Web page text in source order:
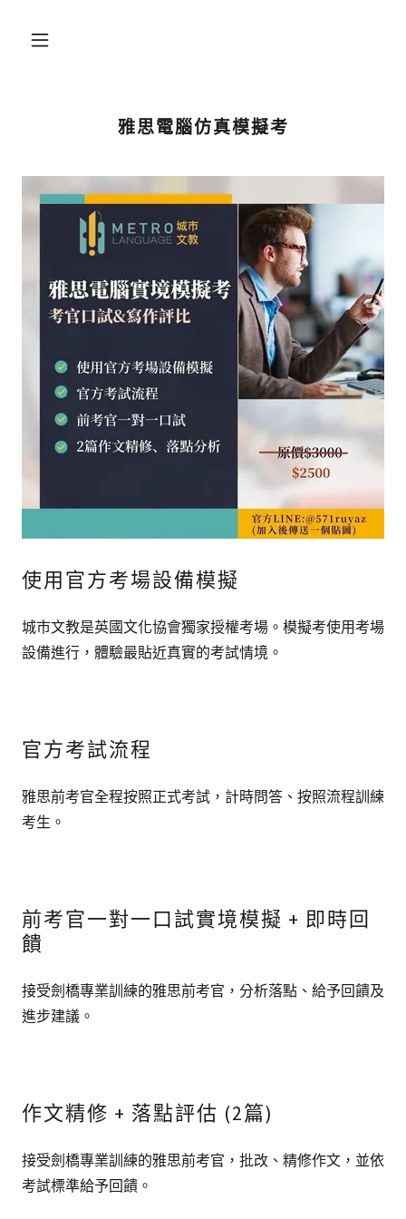
雅思電腦仿真模擬考
使用官方考場設備模擬
城市文教是英國文化協會獨家授權考場。模擬考使用考場
設備進行，體驗最貼近真實的考試情境。
官方考試流程
雅思前考官全程按照正式考試，計時問答、按照流程訓練
考生。
前考官一對一口試實境模擬 + 即時回
饋
接受劍橋專業訓練的雅思前考官，分析落點、給予回饋及
進步建議。
作文精修 + 落點評估 (2篇)
接受劍橋專業訓練的雅思前考官，批改、精修作文，並依
考試標準給予回饋。